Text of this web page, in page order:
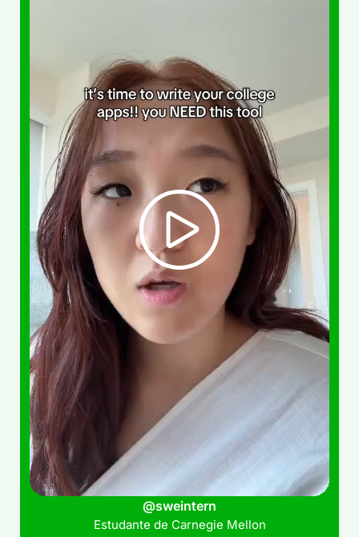
@sweintern
Estudante de Carnegie Mellon